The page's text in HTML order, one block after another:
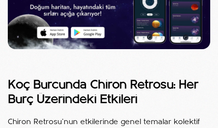
Koç Burcunda Chiron Retrosu: Her
Burç Üzerindeki Etkileri
Chiron Retrosu’nun etkilerinde genel temalar kolektif